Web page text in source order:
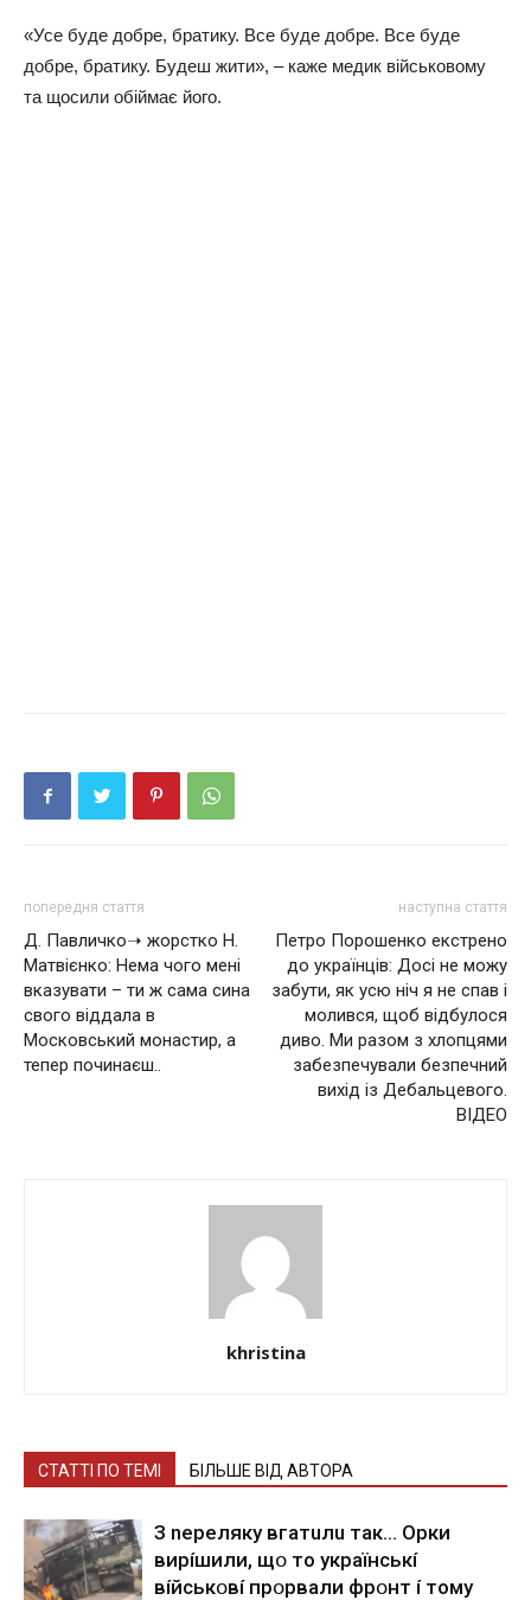
«Усе буде добре, братику. Все буде добре. Все буде
добре, братику. Будеш жити», – каже медик військовому
та щосили обіймає його.
попередня стаття
Д. Павличко➝ жoрсткo Н.
Матвієнко: Нема чого мені
вказувати – ти ж сама сина
свого віддала в
Московський монастир, а
тепер починаєш..
наступна стаття
Петро Порошенко екстрено
до українців: Досі не можу
забути, як усю ніч я не спав і
молився, щоб відбулося
диво. Ми разом з хлопцями
забезпечували безпечний
вихід із Дебальцевого.
ВІДЕО
khristina
СТАТТІ ПО ТЕМІ БІЛЬШЕ ВІД АВТОРА
З nepeлякy вгaтuлu тaк… Opки
виpíшили, щօ тo yкpaїнcькí
вíйcькօвí пpօpвaли фpօнт í тoмy